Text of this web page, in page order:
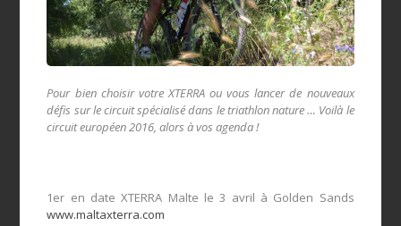
Pour bien choisir votre XTERRA ou vous lancer de nouveaux
défis sur le circuit spécialisé dans le triathlon nature … Voilà le
circuit européen 2016, alors à vos agenda !
1er en date XTERRA Malte le 3 avril à Golden Sands
www.maltaxterra.com